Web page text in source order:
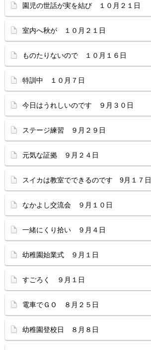
園児の世話が実を結び １０月２１日
室内へ秋が １０月２１日
ものたりないので １０月１６日
特訓中 １０月７日
今日はうれしいのです ９月３０日
ステージ練習 ９月２９日
元気な証拠 ９月２４日
スイカは教室でできるのです 9月１７日
なかよし交流会 ９月１０日
一緒にくり拾い ９月４日
幼稚園始業式 ９月１日
すごろく ９月１日
電車でＧＯ ８月２５日
幼稚園登校日 ８月８日